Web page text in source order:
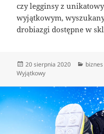
czy legginsy z
wyjątkowym,
drobiazgi dostępne w
Data
publikacji
20 sierpnia 2020 biznes
Wyjątkowy